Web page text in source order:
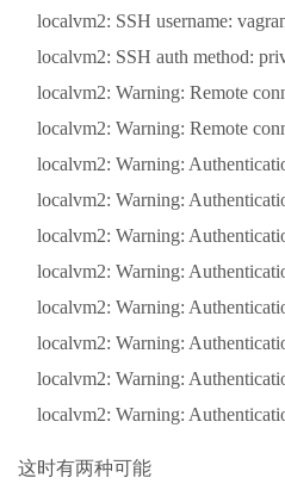
localvm2: SSH username:
localvm2: SSH auth method:
localvm2: Warning: Remote
localvm2: Warning: Remote
localvm2: Warning:
localvm2: Warning:
localvm2: Warning:
localvm2: Warning:
localvm2: Warning:
localvm2: Warning:
localvm2: Warning:
localvm2: Warning:
这时有两种可能